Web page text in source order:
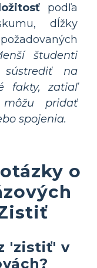
podľa
dĺžky
študenti
na
fakty, zatiaľ
pridať
spojenia.
o
'zistiť' v